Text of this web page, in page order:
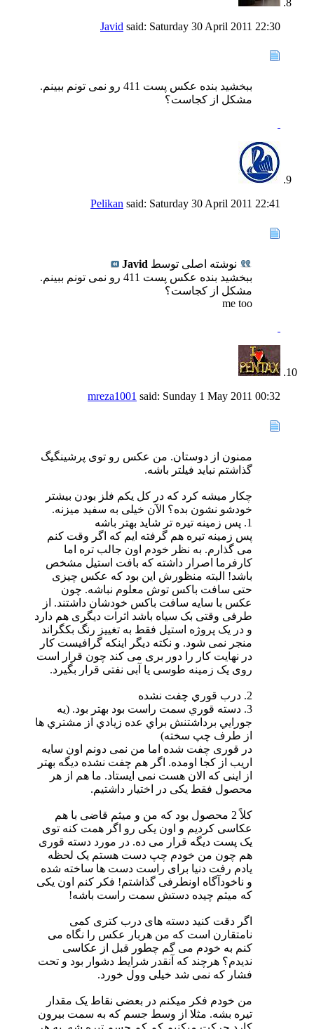
Javid said: Saturday 30 April 2011 22:30
ببخشید بنده عکس پست 411 رو نمی تونم ببینم.
مشکل از کجاست؟
Pelikan said: Saturday 30 April 2011 22:41
نوشته اصلی توسط Javid
ببخشید بنده عکس پست 411 رو نمی تونم ببینم.
مشکل از کجاست؟
me too
mreza1001 said: Sunday 1 May 2011 00:32
ممنون از دوستان. من عکس رو توی پرشینگیگ
گذاشتم نباید فیلتر باشه.
چکار میشه کرد که در کل یکم فلز بودن بیشتر
خودشو نشون بده؟ الآن خیلی به سفید میزنه.
1. پس زمينه تيره تر شايد بهتر باشه
پس زمینه تیره هم گرفته ایم که اگر وقت کنم
می گذارم. به نظر خودم اون جالب تره اما
کارفرما اصرار داشته که بافت استیل مشخص
باشد! البته منظورش این بود که عکس چیزی
حتی سافت باکس توش معلوم نباشه. چون
عکس با سایه سافت باکس خودشان داشتند. از
طرفی وقتی بک سیاه باشد اثرات دیگری هم دارد
و در یک پروژه استیل فقط به تغییز رنگ بکگراند
منجر نمی شود. و نکته دیگر اینکه گرافیست کار
در نهایت کار را دور بری می کند چون قرار است
روی یک زمینه طوسی یا آبی نفتی قرار بگیرد.
2. درب قوري چفت نشده
3. دسته قوري سمت راست بود بهتر بود. (يه
جورايي برداشتنش براي عده زيادي از مشتري ها
از طرف چپ سخته)
در قوری چفت شده اما من نمی دونم اون سایه
اریب از کجا اومده. اگر هم چفت نشده دیگه بهتر
از اینی که الان هست نمی ایستاد. ما هم از هر
محصول فقط یکی در اختیار داشتیم.
کلاً 2 محصول بود که من و میثم قاضی با هم
عکاسی کردیم و اون یکی رو اگر همت کنه توی
یک پست دیگه قرار می ده. در مورد دسته قوری
هم چون من خودم چپ دست هستم یک لحظه
یادم رفت دنیا برای راست دست ها ساخته شده
و ناخودآگاه اونطرفی گذاشتم! فکر کنم اون یکی
که میثم چیده دستش سمت راست باشه!
اگر دقت کنید دسته های درب کتری کمی
نامتقارن است که من هربار عکس را نگاه می
کنم به خودم می گم چطور قبل از عکاسی
ندیدم؟ هرچند که آنقدر شرایط دشوار بود و تحت
فشار که نمی شد خیلی وول خورد.
من خودم فکر میکنم در بعضی نقاط یک مقدار
تیره بشه. مثلا از وسط جسم که به سمت بیرون